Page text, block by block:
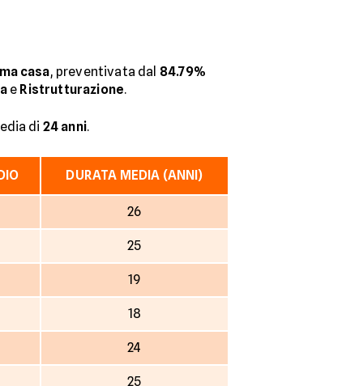
casa, preventivata dal 84.79%
e Ristrutturazione.
di 24 anni.
DURATA MEDIA (ANNI)
26
25
19
18
24
25